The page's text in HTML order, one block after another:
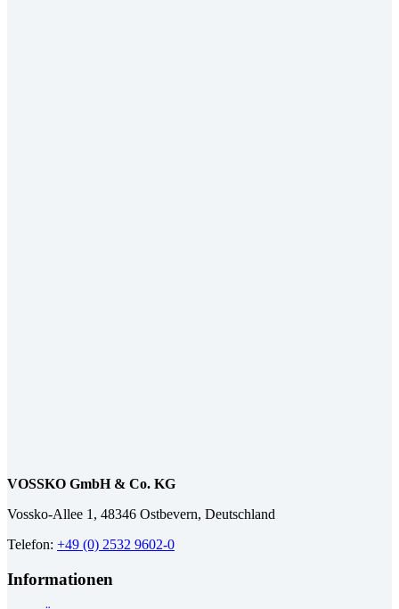
VOSSKO GmbH & Co. KG
Vossko-Allee 1, 48346 Ostbevern, Deutschland
Telefon: +49 (0) 2532 9602-0
Informationen